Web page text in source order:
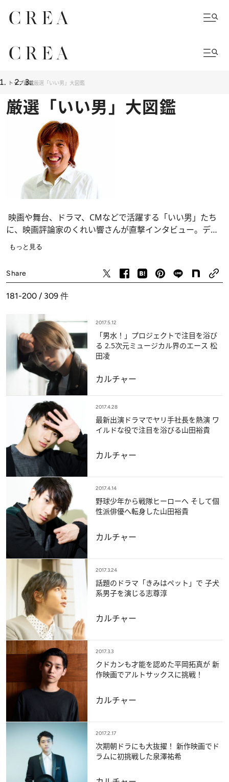
トップ連載厳選「いい男」大図鑑
厳選「いい男」大図鑑
映画や舞台、ドラマ、CMなどで活躍する「いい男」たち
に、映画評論家のくれい響さんが直撃インタビュー。デビ
ューのきっかけから、最新作についてのエピソードまで、
もっと見る
Share
181-200 / 309 件
2017.5.12
「男水！」プロジェクトで注目を浴び
る 2.5次元ミュージカル界のエース 松
田凌
カルチャー
2017.4.28
最新出演ドラマでヤリ手社長を熱演 ワ
イルドな役で注目を浴びる山田裕貴
カルチャー
2017.4.14
野球少年から戦隊ヒーローへ そして個
性派俳優へ転身した山田裕貴
カルチャー
2017.3.24
話題のドラマ「きみはペット」で 子犬
系男子を演じる志尊淳
カルチャー
2017.3.3
クドカンも才能を認めた平岡拓真が 新
作映画でアルトサックスに挑戦！
カルチャー
2017.2.17
次期朝ドラにも大抜擢！ 新作映画でド
ラムに初挑戦した泉澤祐希